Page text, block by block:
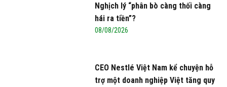
Nghịch lý “phân bò càng thối càng
hái ra tiền”?
08/08/2026
CEO Nestlé Việt Nam kể chuyện hỗ
trợ một doanh nghiệp Việt tăng quy